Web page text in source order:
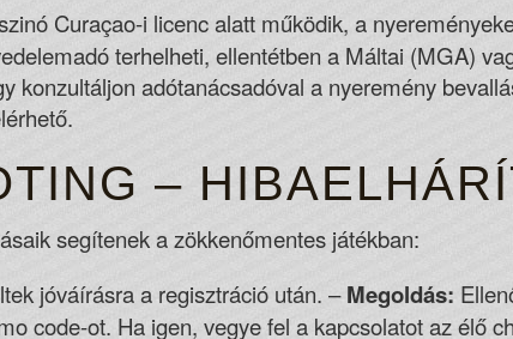
Curaçao-i licenc alatt működik, a
terhelheti, ellentétben a Máltai (MGA)
konzultáljon adótanácsadóval a nyeremény
–
segítenek a zökkenőmentes játékban:
jóváírásra a regisztráció után. –Megoldás:
code-ot. Ha igen, vegye fel a kapcsolatot az élő